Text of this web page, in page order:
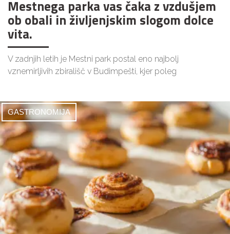
Mestnega parka vas čaka z vzdušjem
ob obali in življenjskim slogom dolce
vita.
V zadnjih letih je Mestni park postal eno najbolj
vznemirljivih zbirališč v Budimpešti, kjer poleg
GASTRONOMIJA